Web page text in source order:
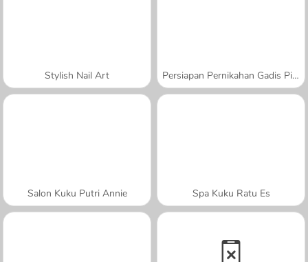
Stylish Nail Art Persiapan Pernikahan Gadis Pirang
Salon Kuku Putri Annie Spa Kuku Ratu Es